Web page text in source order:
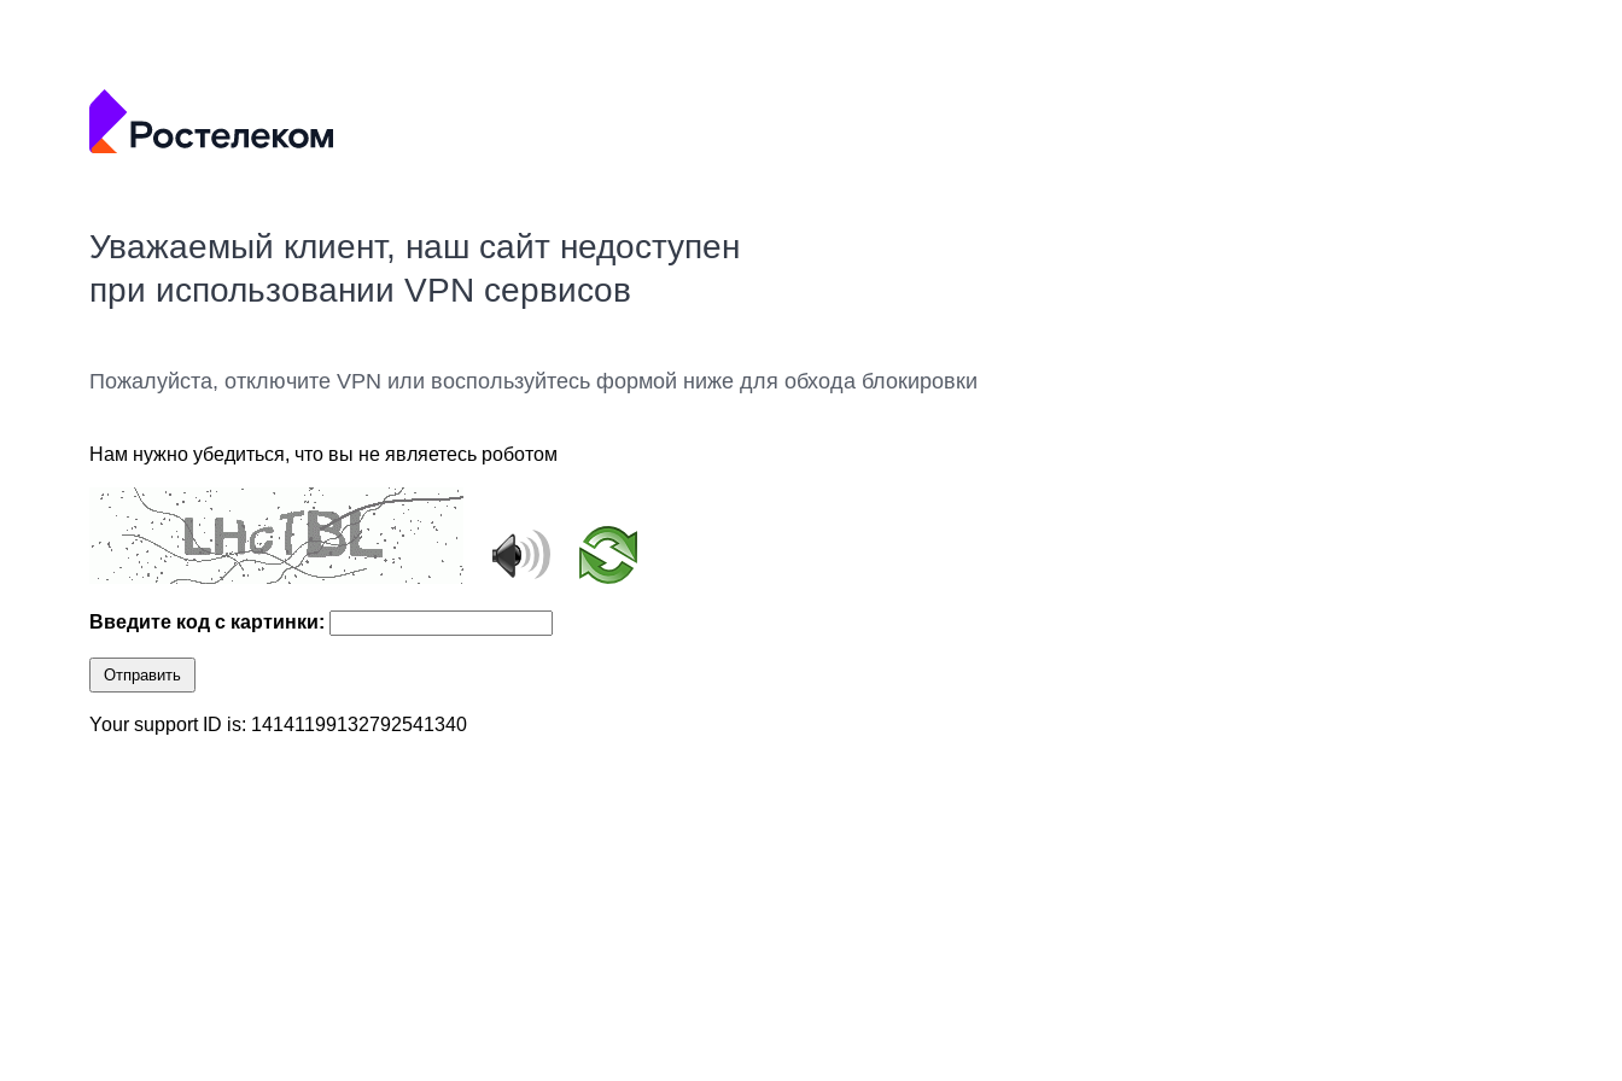
Уважаемый клиент, наш сайт недоступен
при использовании VPN сервисов
Пожалуйста, отключите VPN или воспользуйтесь формой ниже для обхода блокировки
Нам нужно убедиться, что вы не являетесь роботом
Введите код с картинки:
Отправить
Your support ID is: 14141199132792541340